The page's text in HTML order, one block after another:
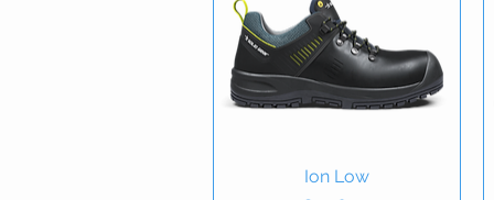
Snel overzicht
Ion Low